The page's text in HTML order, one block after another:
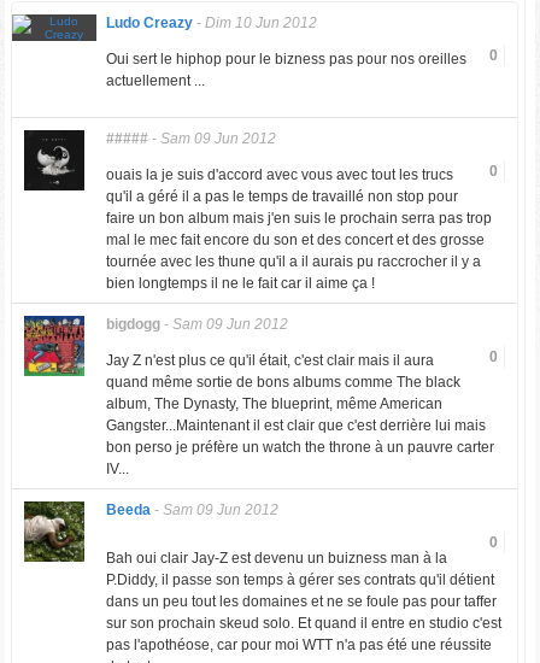
Ludo Creazy- Dim 10 Jun 2012
0
Oui sert le hiphop pour le bizness pas pour nos oreilles
actuellement ...
#####- Sam 09 Jun 2012
0
ouais la je suis d'accord avec vous avec tout les trucs
qu'il a géré il a pas le temps de travaillé non stop pour
faire un bon album mais j'en suis le prochain serra pas trop
mal le mec fait encore du son et des concert et des grosse
tournée avec les thune qu'il a il aurais pu raccrocher il y a
bien longtemps il ne le fait car il aime ça !
bigdogg- Sam 09 Jun 2012
0
Jay Z n'est plus ce qu'il était, c'est clair mais il aura
quand même sortie de bons albums comme The black
album, The Dynasty, The blueprint, même American
Gangster...Maintenant il est clair que c'est derrière lui mais
bon perso je préfère un watch the throne à un pauvre carter
IV...
Beeda- Sam 09 Jun 2012
0
Bah oui clair Jay-Z est devenu un buizness man à la
P.Diddy, il passe son temps à gérer ses contrats qu'il détient
dans un peu tout les domaines et ne se foule pas pour taffer
sur son prochain skeud solo. Et quand il entre en studio c'est
pas l'apothéose, car pour moi WTT n'a pas été une réussite